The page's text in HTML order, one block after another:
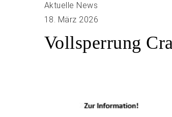
Aktuelle News
18. März 2026
Vollsperrung